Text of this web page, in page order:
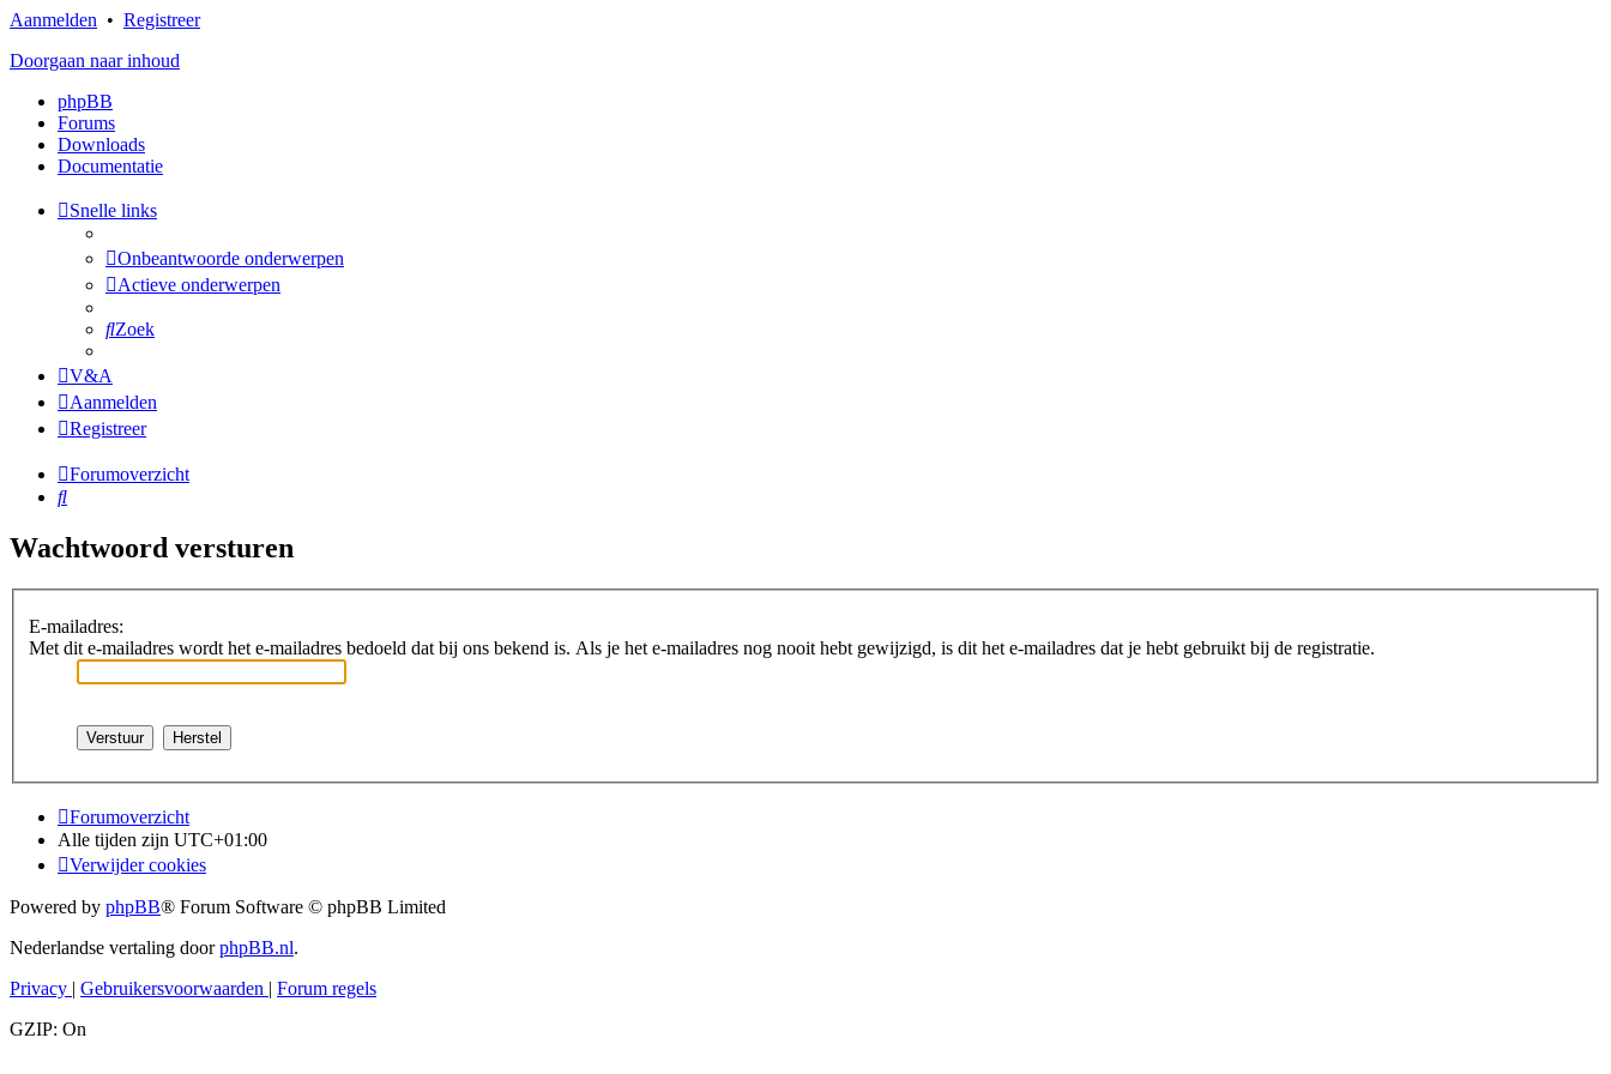
Aanmelden • Registreer
Doorgaan naar inhoud
phpBB
Forums
Downloads
Documentatie
Snelle links
Onbeantwoorde onderwerpen
Actieve onderwerpen
Zoek
V&A
Aanmelden
Registreer
Forumoverzicht
Zoek
Wachtwoord versturen
E-mailadres:
Met dit e-mailadres wordt het e-mailadres bedoeld dat bij ons bekend is. Als je het e-mailadres nog nooit hebt gewijzigd, is dit het e-mailadres dat je hebt gebruikt bij de registratie.
Forumoverzicht
Alle tijden zijn UTC+01:00
Verwijder cookies
Powered by phpBB® Forum Software © phpBB Limited
Nederlandse vertaling doorphpBB.nl.
Privacy | Gebruikersvoorwaarden | Forum regels
GZIP: On